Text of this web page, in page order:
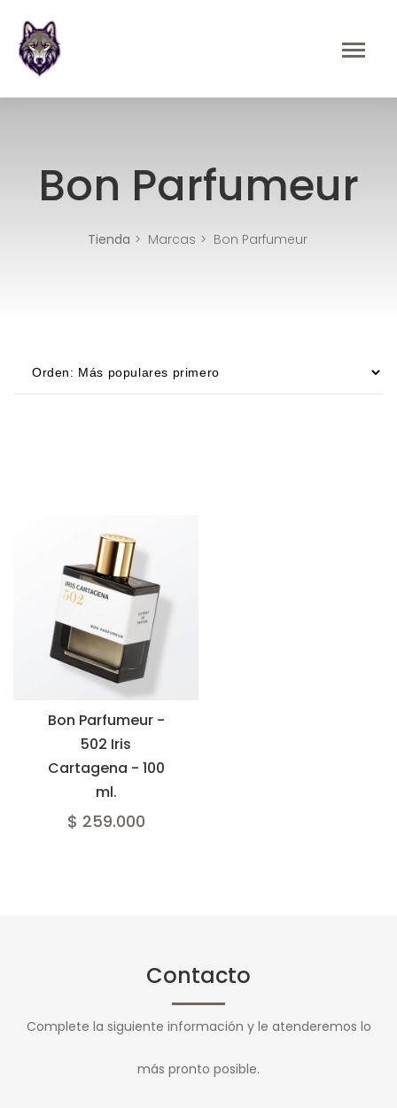
Bon Parfumeur
Tienda Marcas Bon Parfumeur
Bon Parfumeur -
502 Iris
Cartagena - 100
ml.
$ 259.000
Contacto
Complete la siguiente información y le atenderemos lo
más pronto posible.